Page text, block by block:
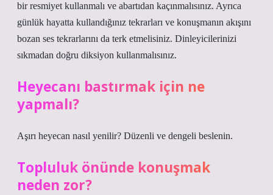
bir resmiyet kullanmalı ve abartıdan kaçınmalısınız. Ayrıca
günlük hayatta kullandığınız tekrarları ve konuşmanın akışını
bozan ses tekrarlarını da terk etmelisiniz. Dinleyicilerinizi
sıkmadan doğru diksiyon kullanmalısınız.
Heyecanı bastırmak için ne
yapmalı?
Aşırı heyecan nasıl yenilir? Düzenli ve dengeli beslenin.
Topluluk önünde konuşmak
neden zor?